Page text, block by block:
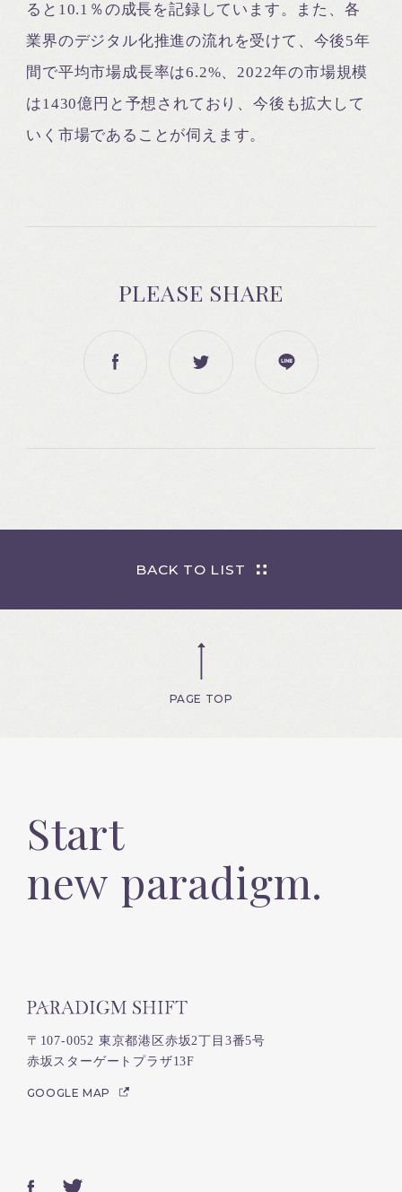
ると10.1％の成長を記録しています。また、各
業界のデジタル化推進の流れを受けて、今後5年
間で平均市場成長率は6.2%、2022年の市場規模
は1430億円と予想されており、今後も拡大して
いく市場であることが伺えます。
PLEASE SHARE
BACK TO LIST
PAGE TOP
Start
new paradigm.
〒107-0052 東京都港区赤坂2丁目3番5号
赤坂スターゲートプラザ13F
GOOGLE MAP